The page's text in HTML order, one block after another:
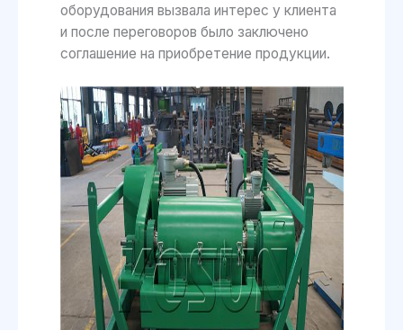
оборудования вызвала интерес у клиента
и после переговоров было заключено
соглашение на приобретение продукции.